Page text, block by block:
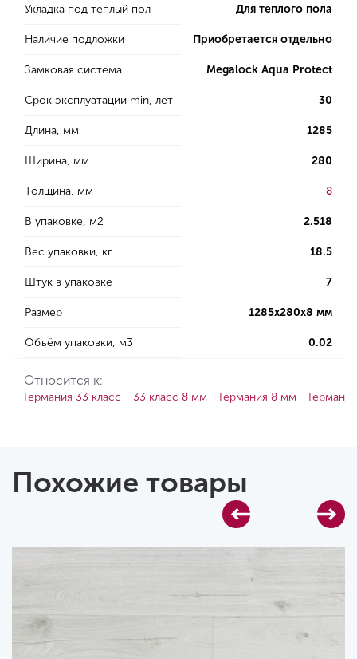
Укладка под теплый пол Для теплого пола
Наличие подложки Приобретается отдельно
Замковая система Megalock Aqua Protect
Срок эксплуатации min, лет 30
Длина, мм 1285
Ширина, мм 280
Толщина, мм 8
В упаковке, м2 2.518
Вес упаковки, кг 18.5
Штук в упаковке 7
Размер 1285х280х8 мм
Объём упаковки, м3 0.02
Относится к:
Германия 33 класс 33 класс 8 мм Германия 8 мм
Похожие товары